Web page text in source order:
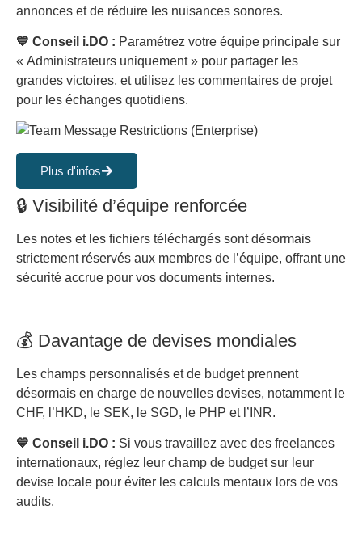
annonces et de réduire les nuisances sonores.
💙 Conseil i.DO : Paramétrez votre équipe principale sur
« Administrateurs uniquement » pour partager les
grandes victoires, et utilisez les commentaires de projet
pour les échanges quotidiens.
Plus d'infos
🔒 Visibilité d’équipe renforcée
Les notes et les fichiers téléchargés sont désormais
strictement réservés aux membres de l’équipe, offrant une
sécurité accrue pour vos documents internes.
💰 Davantage de devises mondiales
Les champs personnalisés et de budget prennent
désormais en charge de nouvelles devises, notamment le
CHF, l’HKD, le SEK, le SGD, le PHP et l’INR.
💙 Conseil i.DO : Si vous travaillez avec des freelances
internationaux, réglez leur champ de budget sur leur
devise locale pour éviter les calculs mentaux lors de vos
audits.